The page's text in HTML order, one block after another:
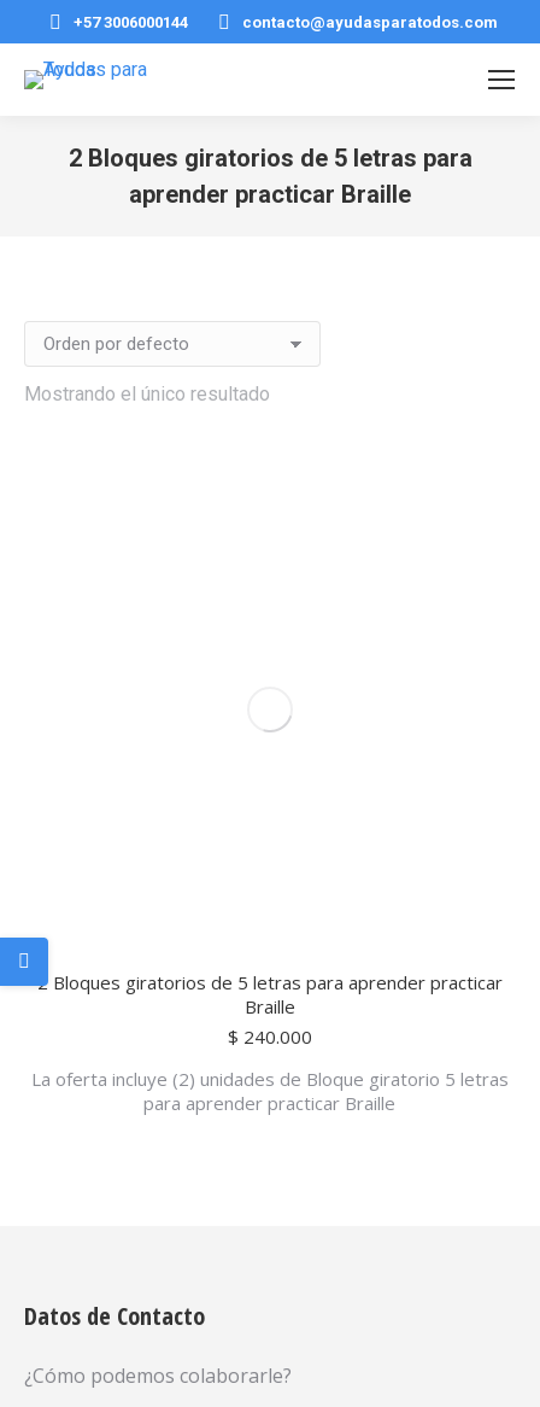
+57 3006000144 contacto@ayudasparatodos.com
2 Bloques giratorios de 5 letras para
aprender practicar Braille
Mostrando el único resultado
2 Bloques giratorios de 5 letras para aprender practicar
Braille
$ 240.000
La oferta incluye (2) unidades de Bloque giratorio 5 letras
para aprender practicar Braille
Datos de Contacto
¿Cómo podemos colaborarle?